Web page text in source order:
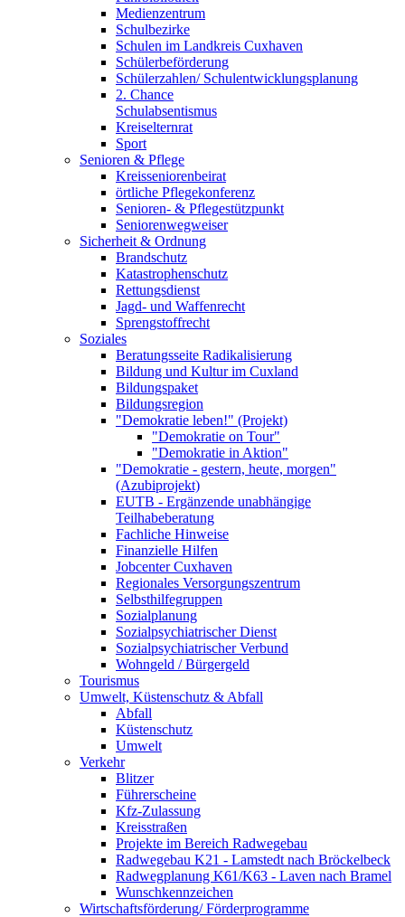
Medienzentrum
Schulbezirke
Schulen im Landkreis Cuxhaven
Schülerbeförderung
Schülerzahlen/ Schulentwicklungsplanung
2. Chance
Schulabsentismus
Kreiselternrat
Sport
Senioren & Pflege
Kreisseniorenbeirat
örtliche Pflegekonferenz
Senioren- & Pflegestützpunkt
Seniorenwegweiser
Sicherheit & Ordnung
Brandschutz
Katastrophenschutz
Rettungsdienst
Jagd- und Waffenrecht
Sprengstoffrecht
Soziales
Beratungsseite Radikalisierung
Bildung und Kultur im Cuxland
Bildungspaket
Bildungsregion
"Demokratie leben!" (Projekt)
"Demokratie on Tour"
"Demokratie in Aktion"
"Demokratie - gestern, heute, morgen"
(Azubiprojekt)
EUTB - Ergänzende unabhängige
Teilhabeberatung
Fachliche Hinweise
Finanzielle Hilfen
Jobcenter Cuxhaven
Regionales Versorgungszentrum
Selbsthilfegruppen
Sozialplanung
Sozialpsychiatrischer Dienst
Sozialpsychiatrischer Verbund
Wohngeld / Bürgergeld
Tourismus
Umwelt, Küstenschutz & Abfall
Abfall
Küstenschutz
Umwelt
Verkehr
Blitzer
Führerscheine
Kfz-Zulassung
Kreisstraßen
Projekte im Bereich Radwegebau
Radwegebau K21 - Lamstedt nach Bröckelbeck
Radwegplanung K61/K63 - Laven nach Bramel
Wunschkennzeichen
Wirtschaftsförderung/ Förderprogramme